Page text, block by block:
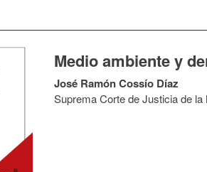
Medio ambiente y
José Ramón Cossío Díaz
Suprema Corte de Justicia de la